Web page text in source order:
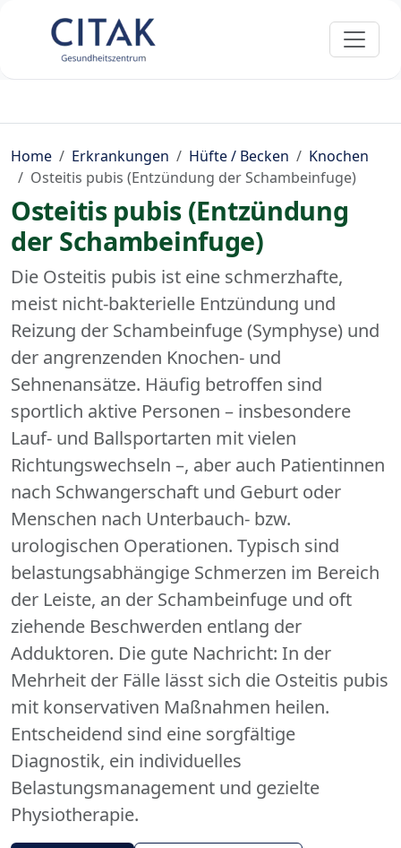
Home Erkrankungen Hüfte / Becken
Knochen
Osteitis pubis (Entzündung der Schambeinfuge)
Osteitis pubis (Entzündung
der Schambeinfuge)
Die Osteitis pubis ist eine schmerzhafte,
meist nicht-bakterielle Entzündung und
Reizung der Schambeinfuge (Symphyse) und
der angrenzenden Knochen- und
Sehnenansätze. Häufig betroffen sind
sportlich aktive Personen – insbesondere
Lauf- und Ballsportarten mit vielen
Richtungswechseln –, aber auch Patientinnen
nach Schwangerschaft und Geburt oder
Menschen nach Unterbauch- bzw.
urologischen Operationen. Typisch sind
belastungsabhängige Schmerzen im Bereich
der Leiste, an der Schambeinfuge und oft
ziehende Beschwerden entlang der
Adduktoren. Die gute Nachricht: In der
Mehrheit der Fälle lässt sich die Osteitis pubis
mit konservativen Maßnahmen heilen.
Entscheidend sind eine sorgfältige
Diagnostik, ein individuelles
Belastungsmanagement und gezielte
Physiotherapie.